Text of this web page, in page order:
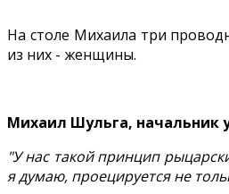
На столе Михаила три
из них - женщины.
Михаил Шульга, начальник
"У нас такой принцип
я думаю, проецируется не